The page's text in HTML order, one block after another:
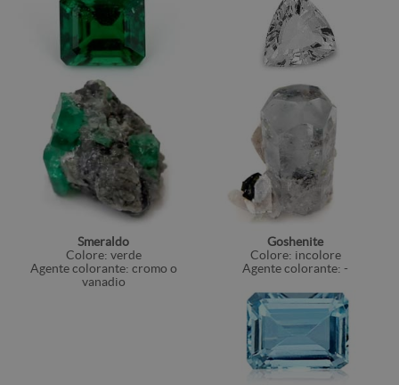
Smeraldo
Colore: verde
Agente colorante: cromo o
vanadio
Goshenite
Colore: incolore
Agente colorante: -